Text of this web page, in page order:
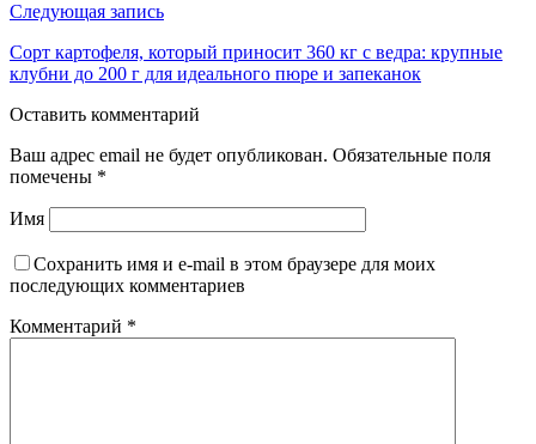
Следующая запись
Сорт картофеля, который приносит 360 кг с ведра: крупные
клубни до 200 г для идеального пюре и запеканок
Оставить комментарий
Ваш адрес email не будет опубликован. Обязательные поля
помечены *
Имя
Сохранить имя и e-mail в этом браузере для моих
последующих комментариев
Комментарий *